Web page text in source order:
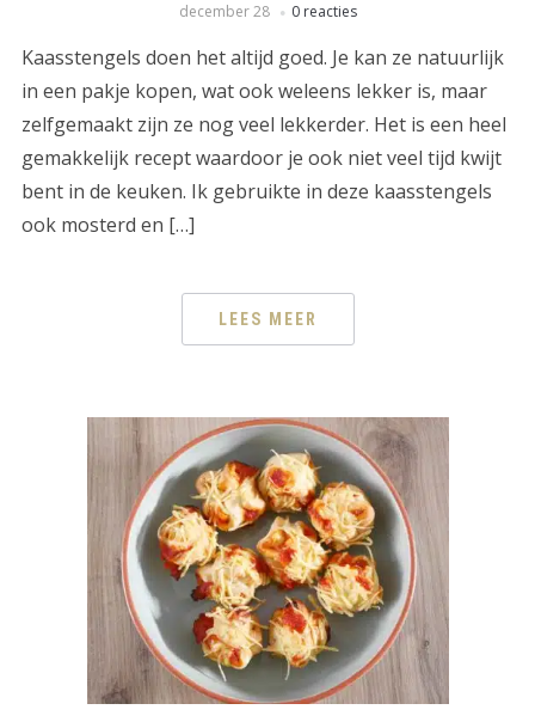
december 28 0 reacties
Kaasstengels doen het altijd goed. Je kan ze natuurlijk
in een pakje kopen, wat ook weleens lekker is, maar
zelfgemaakt zijn ze nog veel lekkerder. Het is een heel
gemakkelijk recept waardoor je ook niet veel tijd kwijt
bent in de keuken. Ik gebruikte in deze kaasstengels
ook mosterd en […]
LEES MEER